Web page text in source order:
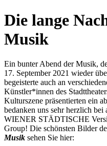
Die lange
Musik
Ein bunter Abend der Musik,
17. September 2021 wieder
begeisterte auch an
Künstler*innen des
Kulturszene präsentierten ein
bedanken uns sehr herzlich
WIENER STÄDTISCHE
Group! Die schönsten Bilder
Musik sehen Sie hier: